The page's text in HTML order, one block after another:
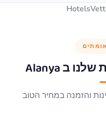
שלנו בAlanya
והזמנה במחיר הטוב